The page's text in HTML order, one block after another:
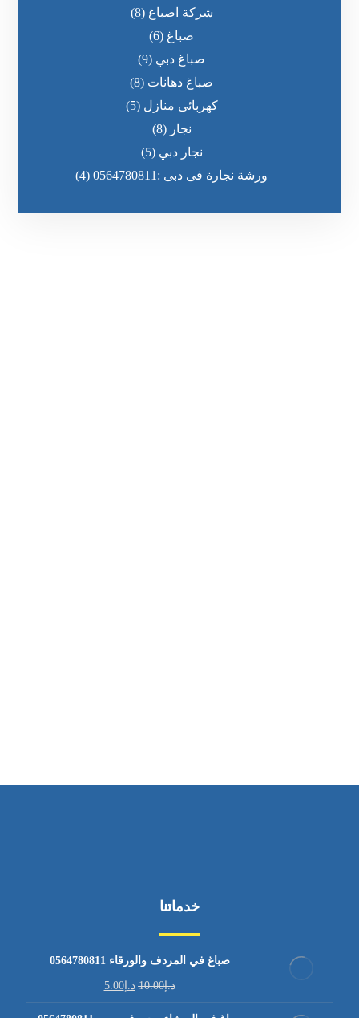
شركة اصباغ (8)
صباغ (6)
صباغ دبي (9)
صباغ دهانات (8)
كهربائى منازل (5)
نجار (8)
نجار دبي (5)
ورشة نجارة فى دبى :0564780811
(4)
خدماتنا
صباغ في المردف والورقاء 0564780811
د.إ10.00 د.إ5.00